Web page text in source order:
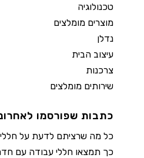
טכנולוגיה
מוצרים מומלצים
נדלן
עיצוב הבית
צרכנות
שירותים מומלצים
כתבות שפורסמו
כל מה שרציתם לדעת על
כך תמצאו חללי עבודה עם